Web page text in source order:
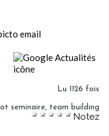
Lu 1126 fois
seminaire, team building
Notez